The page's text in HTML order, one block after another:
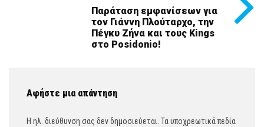
Παράταση εμφανίσεων για
τον Γιάννη Πλούταρχο, την
Πέγκυ Ζήνα και τους Kings
στο Posidonio!
Αφήστε μια απάντηση
Η ηλ. διεύθυνση σας δεν δημοσιεύεται. Τα υποχρεωτικά πεδία